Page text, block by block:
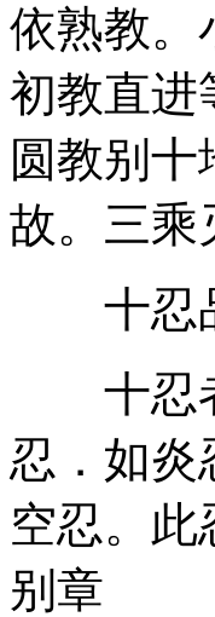
依熟教。
初教直进
圆教别
故。三乘
十忍
十忍者
忍．如炎
空忍。此
别章